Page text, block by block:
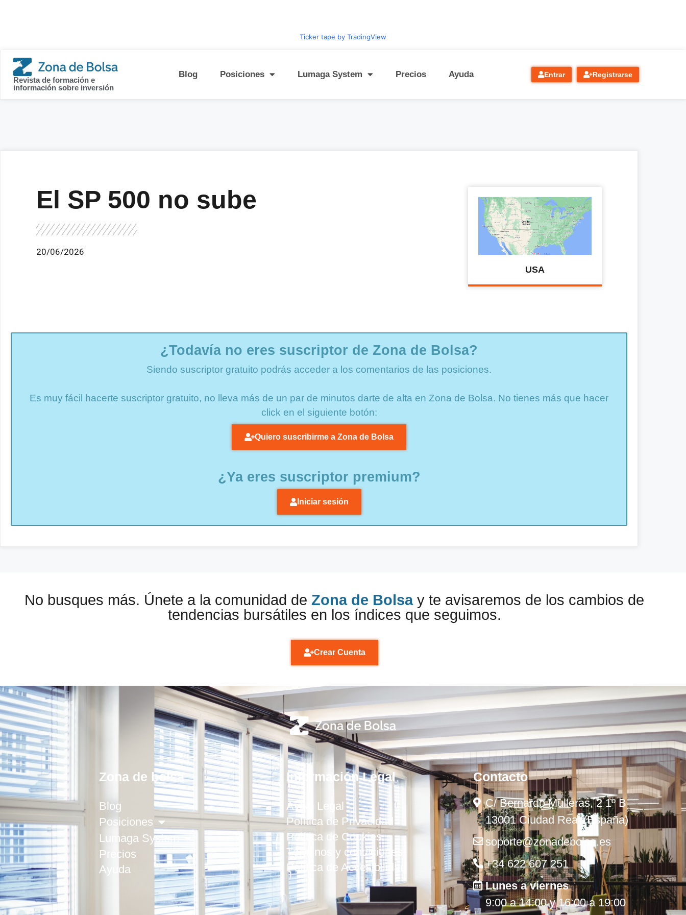
Ticker tape by TradingView
Revista de formación e
información sobre inversión
Blog Posiciones Lumaga System Precios Ayuda Entrar Registrarse
El SP 500 no sube
20/06/2026
USA
¿Todavía no eres suscriptor de Zona de Bolsa?
Siendo suscriptor gratuito podrás acceder a los comentarios de las posiciones.
Es muy fácil hacerte suscriptor gratuito, no lleva más de un par de minutos darte de alta en Zona de Bolsa. No tienes más que hacer
click en el siguiente botón:
Quiero suscribirme a Zona de Bolsa
¿Ya eres suscriptor premium?
Iniciar sesión
No busques más. Únete a la comunidad de Zona de Bolsay te avisaremos de los cambios de
tendencias bursátiles en los índices que seguimos.
Crear Cuenta
Zona de bolsa
Blog
Posiciones
Lumaga System
Precios
Ayuda
Información Legal
Aviso Legal
Política de Privacidad
Política de Cookies
Términos y condiciones
Política de Accesibilidad
Contacto
C/ Bernardo Mulleras, 2 1º B
13001 Ciudad Real (España)
soporte@zonadebolsa.es
+34 622 607 251
Lunes a viernes
9:00 a 14:00 y 16:00 a 19:00